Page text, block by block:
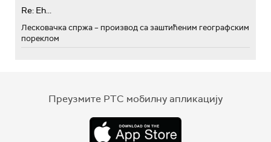
Re: Eh...
Лесковачка спржа – производ са заштићеним географским
пореклом
Преузмите РТС мобилну апликацију